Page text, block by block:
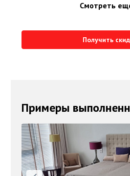
Смотреть
Получить
Примеры